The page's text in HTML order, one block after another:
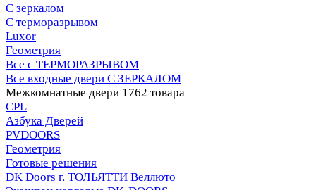
С зеркалом
С терморазрывом
Luxor
Геометрия
Все с ТЕРМОРАЗРЫВОМ
Все входные двери С ЗЕРКАЛОМ
Межкомнатные двери 1762 товара
CPL
Азбука Дверей
PVDOORS
Геометрия
Готовые решения
DK Doors г. ТОЛЬЯТТИ Веллюто